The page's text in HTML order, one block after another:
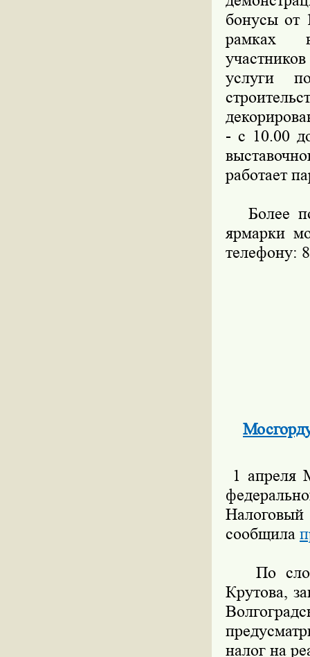
бонусы от
рамках
услуги
- с 10.00
работает
Более
ярмарки
телефону:
1 апреля
сообщила
По
Крутова,
налог на